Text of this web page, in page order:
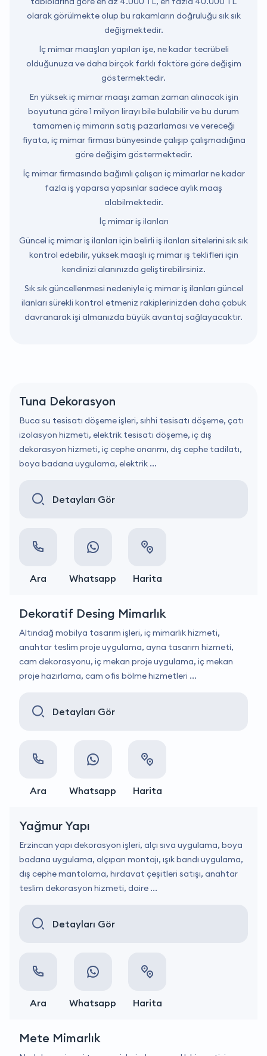
olarak görülmekte olup bu rakamların doğruluğu sık sık
değişmektedir.
İç mimar maaşları yapılan işe, ne kadar tecrübeli
olduğunuza ve daha birçok farklı faktöre göre değişim
göstermektedir.
En yüksek iç mimar maaşı zaman zaman alınacak işin
boyutuna göre 1 milyon lirayı bile bulabilir ve bu durum
tamamen iç mimarın satış pazarlaması ve vereceği
fiyata, iç mimar firması bünyesinde çalışıp çalışmadığına
göre değişim göstermektedir.
İç mimar firmasında bağımlı çalışan iç mimarlar ne kadar
fazla iş yaparsa yapsınlar sadece aylık maaş
alabilmektedir.
İç mimar iş ilanları
Güncel iç mimar iş ilanları için belirli iş ilanları sitelerini sık sık
kontrol edebilir, yüksek maaşlı iç mimar iş teklifleri için
kendinizi alanınızda geliştirebilirsiniz.
Sık sık güncellenmesi nedeniyle iç mimar iş ilanları güncel
ilanları sürekli kontrol etmeniz rakiplerinizden daha çabuk
davranarak işi almanızda büyük avantaj sağlayacaktır.
Tuna Dekorasyon
Buca su tesisatı döşeme işleri, sıhhi tesisatı döşeme, çatı
izolasyon hizmeti, elektrik tesisatı döşeme, iç dış
dekorasyon hizmeti, iç cephe onarımı, dış cephe tadilatı,
boya badana uygulama, elektrik ...
Detayları Gör
Ara Whatsapp Harita
Dekoratif Desing Mimarlık
Altındağ mobilya tasarım işleri, iç mimarlık hizmeti,
anahtar teslim proje uygulama, ayna tasarım hizmeti,
cam dekorasyonu, iç mekan proje uygulama, iç mekan
proje hazırlama, cam ofis bölme hizmetleri ...
Detayları Gör
Ara Whatsapp Harita
Yağmur Yapı
Erzincan yapı dekorasyon işleri, alçı sıva uygulama, boya
badana uygulama, alçıpan montajı, ışık bandı uygulama,
dış cephe mantolama, hırdavat çeşitleri satışı, anahtar
teslim dekorasyon hizmeti, daire ...
Detayları Gör
Ara Whatsapp Harita
Mete Mimarlık